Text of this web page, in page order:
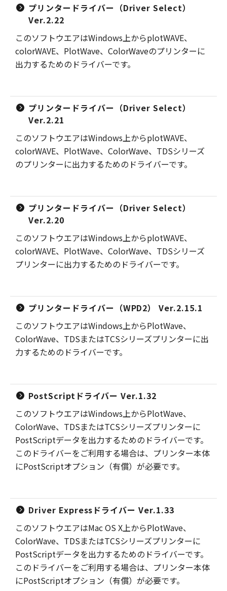
プリンタードライバー（Driver Select）
Ver.2.22
このソフトウエアはWindows上からplotWAVE、
colorWAVE、PlotWave、ColorWaveのプリンターに
出力するためのドライバーです。
プリンタードライバー（Driver Select）
Ver.2.21
このソフトウエアはWindows上からplotWAVE、
colorWAVE、PlotWave、ColorWave、TDSシリーズ
のプリンターに出力するためのドライバーです。
プリンタードライバー（Driver Select）
Ver.2.20
このソフトウエアはWindows上からplotWAVE、
colorWAVE、PlotWave、ColorWave、TDSシリーズ
プリンターに出力するためのドライバーです。
プリンタードライバー（WPD2） Ver.2.15.1
このソフトウエアはWindows上からPlotWave、
ColorWave、TDSまたはTCSシリーズプリンターに出
力するためのドライバーです。
PostScriptドライバー Ver.1.32
このソフトウエアはWindows上からPlotWave、
ColorWave、TDSまたはTCSシリーズプリンターに
PostScriptデータを出力するためのドライバーです。
このドライバーをご利用する場合は、プリンター本体
にPostScriptオプション（有償）が必要です。
Driver Expressドライバー Ver.1.33
このソフトウエアはMac OS X上からPlotWave、
ColorWave、TDSまたはTCSシリーズプリンターに
PostScriptデータを出力するためのドライバーです。
このドライバーをご利用する場合は、プリンター本体
にPostScriptオプション（有償）が必要です。